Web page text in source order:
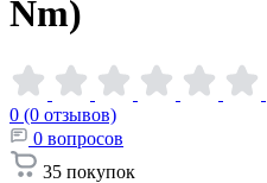
Nm)
0 (0 отзывов)
0 вопросов
35 покупок